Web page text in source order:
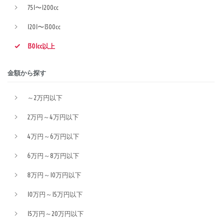
751〜1200cc
1201〜1300cc
1301cc以上
金額から探す
～2万円以下
2万円～4万円以下
4万円～6万円以下
6万円～8万円以下
8万円～10万円以下
10万円～15万円以下
15万円～20万円以下